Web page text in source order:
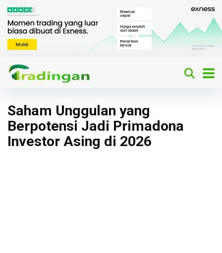
Saham Unggulan yang
Berpotensi Jadi Primadona
Investor Asing di 2026